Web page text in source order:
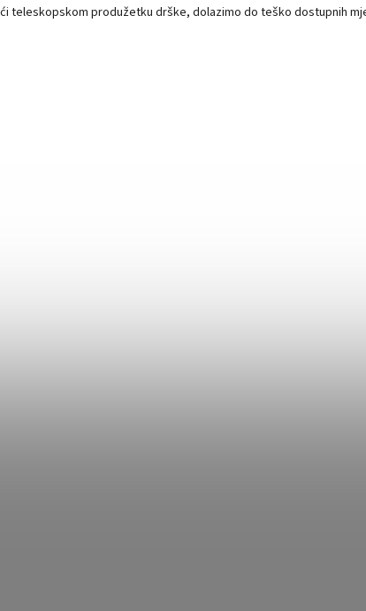
teleskopskom produžetku drške, dolazimo do teško dostupnih